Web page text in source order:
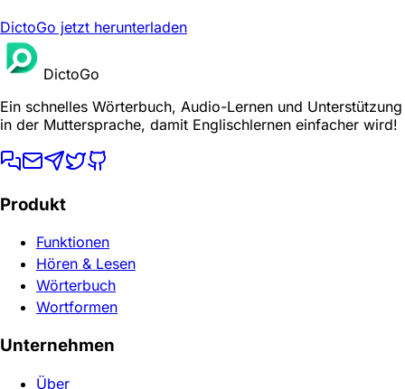
DictoGo jetzt herunterladen
DictoGo
Ein schnelles Wörterbuch, Audio-Lernen und Unterstützung
in der Muttersprache, damit Englischlernen einfacher wird!
Produkt
Funktionen
Hören & Lesen
Wörterbuch
Wortformen
Unternehmen
Über